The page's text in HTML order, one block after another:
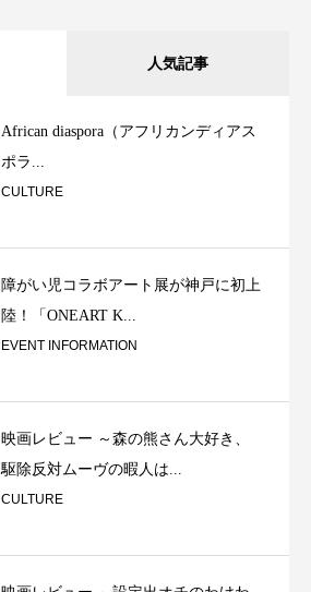
人気記事
African diaspora（アフリカンディアス
ポラ...
CULTURE
障がい児コラボアート展が神戸に初上
陸！「ONEART K...
EVENT INFORMATION
映画レビュー ～森の熊さん大好き、
駆除反対ムーヴの暇人は...
CULTURE